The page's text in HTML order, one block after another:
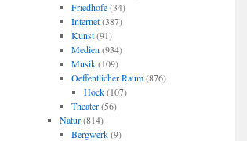
Friedhöfe(34)
Internet(387)
Kunst(91)
Medien (934)
Musik(109)
Oeffentlicher Raum(876)
Hock(107)
Theater(56)
Natur(814)
Bergwerk(9)